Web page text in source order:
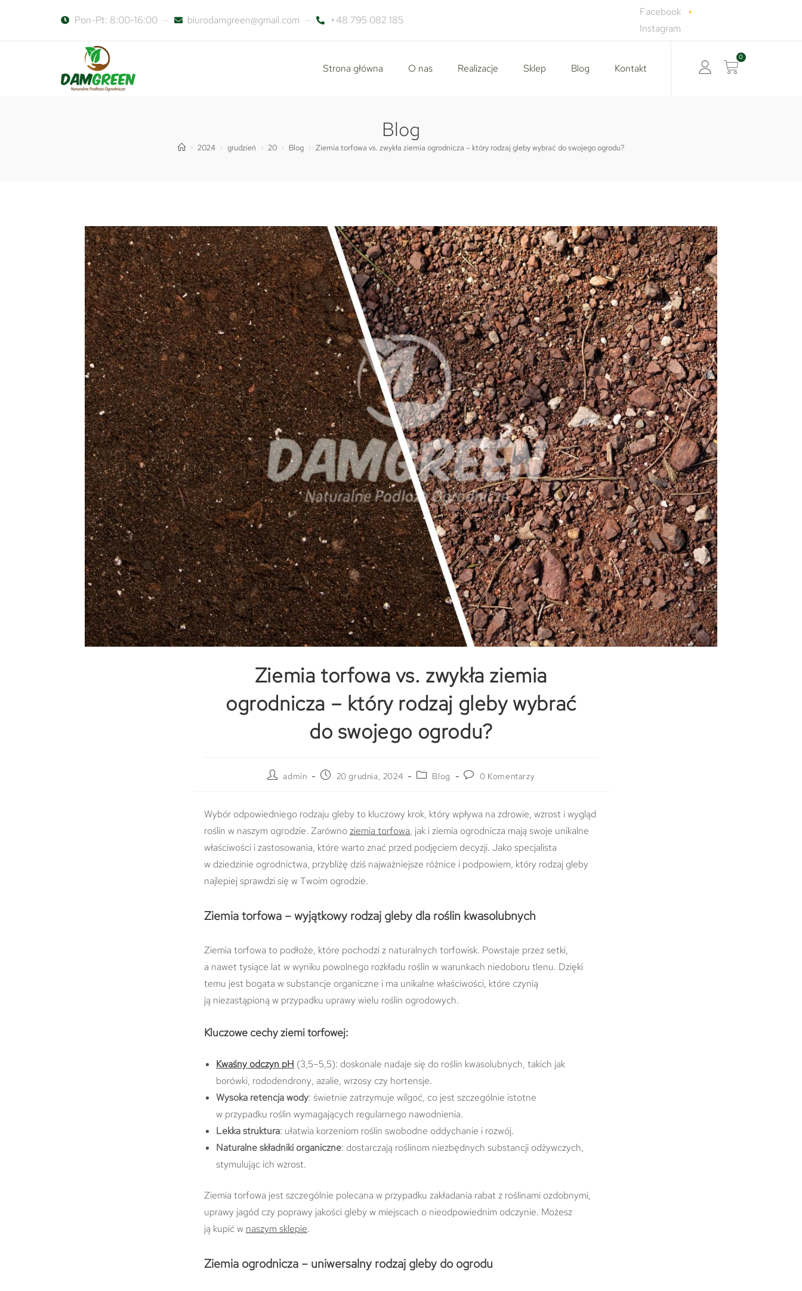
Pon-Pt: 8:00-16:00 biurodamgreen@gmail.com +48 795 082 185
Facebook
Instagram
Strona główna O nas Realizacje Sklep Blog Kontakt
Blog
> 2024 > grudzień > 20 > Blog > Ziemia torfowa vs. zwykła ziemia ogrodnicza – który rodzaj gleby wybrać do swojego ogrodu?
Ziemia torfowa vs. zwykła ziemia
ogrodnicza – który rodzaj gleby wybrać
do swojego ogrodu?
admin 20 grudnia, 2024 Blog 0 Komentarzy
Wybór odpowiedniego rodzaju gleby to kluczowy krok, który wpływa na zdrowie, wzrost i wygląd
roślin w naszym ogrodzie. Zarównoziemia torfowa, jak i ziemia ogrodnicza mają swoje unikalne
właściwości i zastosowania, które warto znać przed podjęciem decyzji. Jako specjalista
w dziedzinie ogrodnictwa, przybliżę dziś najważniejsze różnice i podpowiem, który rodzaj gleby
najlepiej sprawdzi się w Twoim ogrodzie.
Ziemia torfowa – wyjątkowy rodzaj gleby dla roślin kwasolubnych
Ziemia torfowa to podłoże, które pochodzi z naturalnych torfowisk. Powstaje przez setki,
a nawet tysiące lat w wyniku powolnego rozkładu roślin w warunkach niedoboru tlenu. Dzięki
temu jest bogata w substancje organiczne i ma unikalne właściwości, które czynią
ją niezastąpioną w przypadku uprawy wielu roślin ogrodowych.
Kluczowe cechy ziemi torfowej:
Kwaśny odczyn pH (3,5–5,5): doskonale nadaje się do roślin kwasolubnych, takich jak
borówki, rododendrony, azalie, wrzosy czy hortensje.
Wysoka retencja wody: świetnie zatrzymuje wilgoć, co jest szczególnie istotne
w przypadku roślin wymagających regularnego nawodnienia.
Lekka struktura: ułatwia korzeniom roślin swobodne oddychanie i rozwój.
Naturalne składniki organiczne: dostarczają roślinom niezbędnych substancji odżywczych,
stymulując ich wzrost.
Ziemia torfowa jest szczególnie polecana w przypadku zakładania rabat z roślinami ozdobnymi,
uprawy jagód czy poprawy jakości gleby w miejscach o nieodpowiednim odczynie. Możesz
ją kupić w naszym sklepie.
Ziemia ogrodnicza – uniwersalny rodzaj gleby do ogrodu